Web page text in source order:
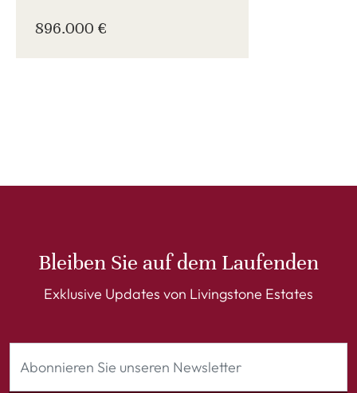
896.000 €
Bleiben Sie auf dem Laufenden
Exklusive Updates von Livingstone Estates